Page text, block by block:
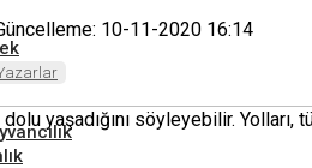
10-11-2020 16:14